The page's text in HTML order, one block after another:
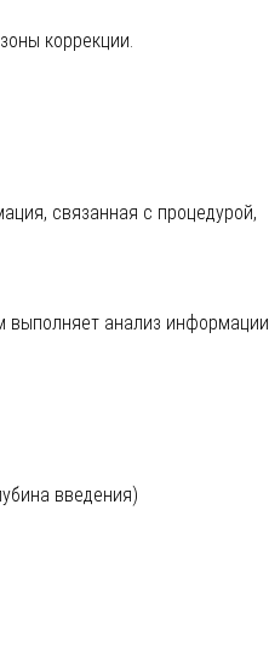
коррекции.
связанная с процедурой,
выполняет анализ информации
введения)